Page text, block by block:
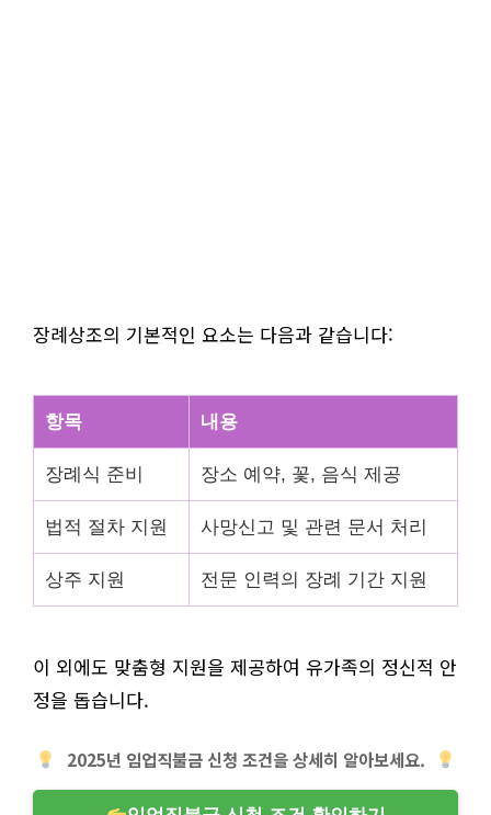
장례상조의 기본적인 요소는 다음과 같습니다:
항목 내용
장례식 준비 장소 예약, 꽃, 음식 제공
법적 절차 지원 사망신고 및 관련 문서 처리
상주 지원 전문 인력의 장례 기간 지원
이 외에도 맞춤형 지원을 제공하여 유가족의 정신적 안
정을 돕습니다.
2025년 임업직불금 신청 조건을 상세히 알아보세요.